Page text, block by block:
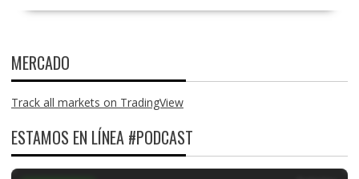
MERCADO
Track all markets on TradingView
ESTAMOS EN LÍNEA #PODCAST